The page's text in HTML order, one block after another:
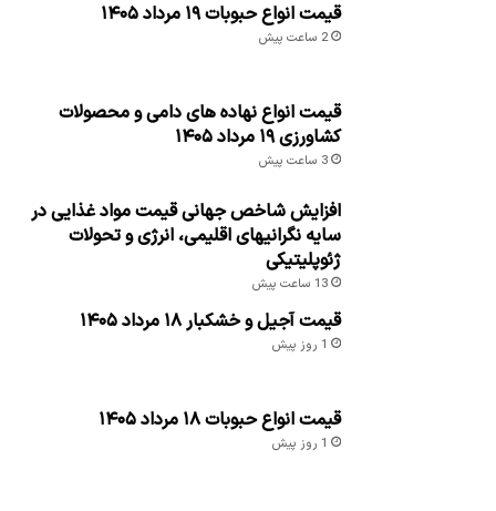
قیمت انواع حبوبات ۱۹ مرداد ۱۴۰۵
2 ساعت پیش
قیمت انواع نهاده های دامی و محصولات
کشاورزی ۱۹ مرداد ۱۴۰۵
3 ساعت پیش
افزایش شاخص جهانی قیمت مواد غذایی در
سایه نگرانیهای اقلیمی، انرژی و تحولات
ژئوپلیتیکی
13 ساعت پیش
قیمت آجیل و خشکبار ۱۸ مرداد ۱۴۰۵
1 روز پیش
قیمت انواع حبوبات ۱۸ مرداد ۱۴۰۵
1 روز پیش